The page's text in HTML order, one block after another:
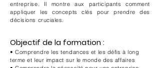
entreprise. Il montre aux participants comment
appliquer les concepts clés pour prendre des
décisions cruciales.
Objectif de la formation :
• Comprendre les tendances et les défis à long
terme et leur impact sur le monde des affaires